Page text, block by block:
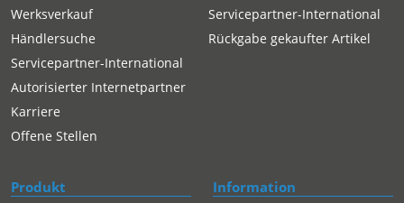
Werksverkauf
Händlersuche
Servicepartner-International
Autorisierter Internetpartner
Karriere
Offene Stellen
Servicepartner-International
Rückgabe gekaufter Artikel
Produkt Information